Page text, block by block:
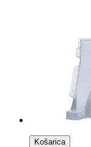
Košarica